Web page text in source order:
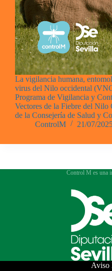
La vigilancia humana,
virus del Nilo occidental
Programa de Vigilancia y
Vectores de la Fiebre del Nilo
de la Consejería de Salud y
ControlM
21/07/
Control M es una
Aviso